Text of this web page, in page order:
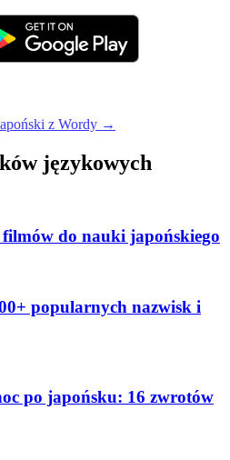
z Wordy →
językowych
do nauki japońskiego
popularnych nazwisk i
po japońsku: 16 zwrotów